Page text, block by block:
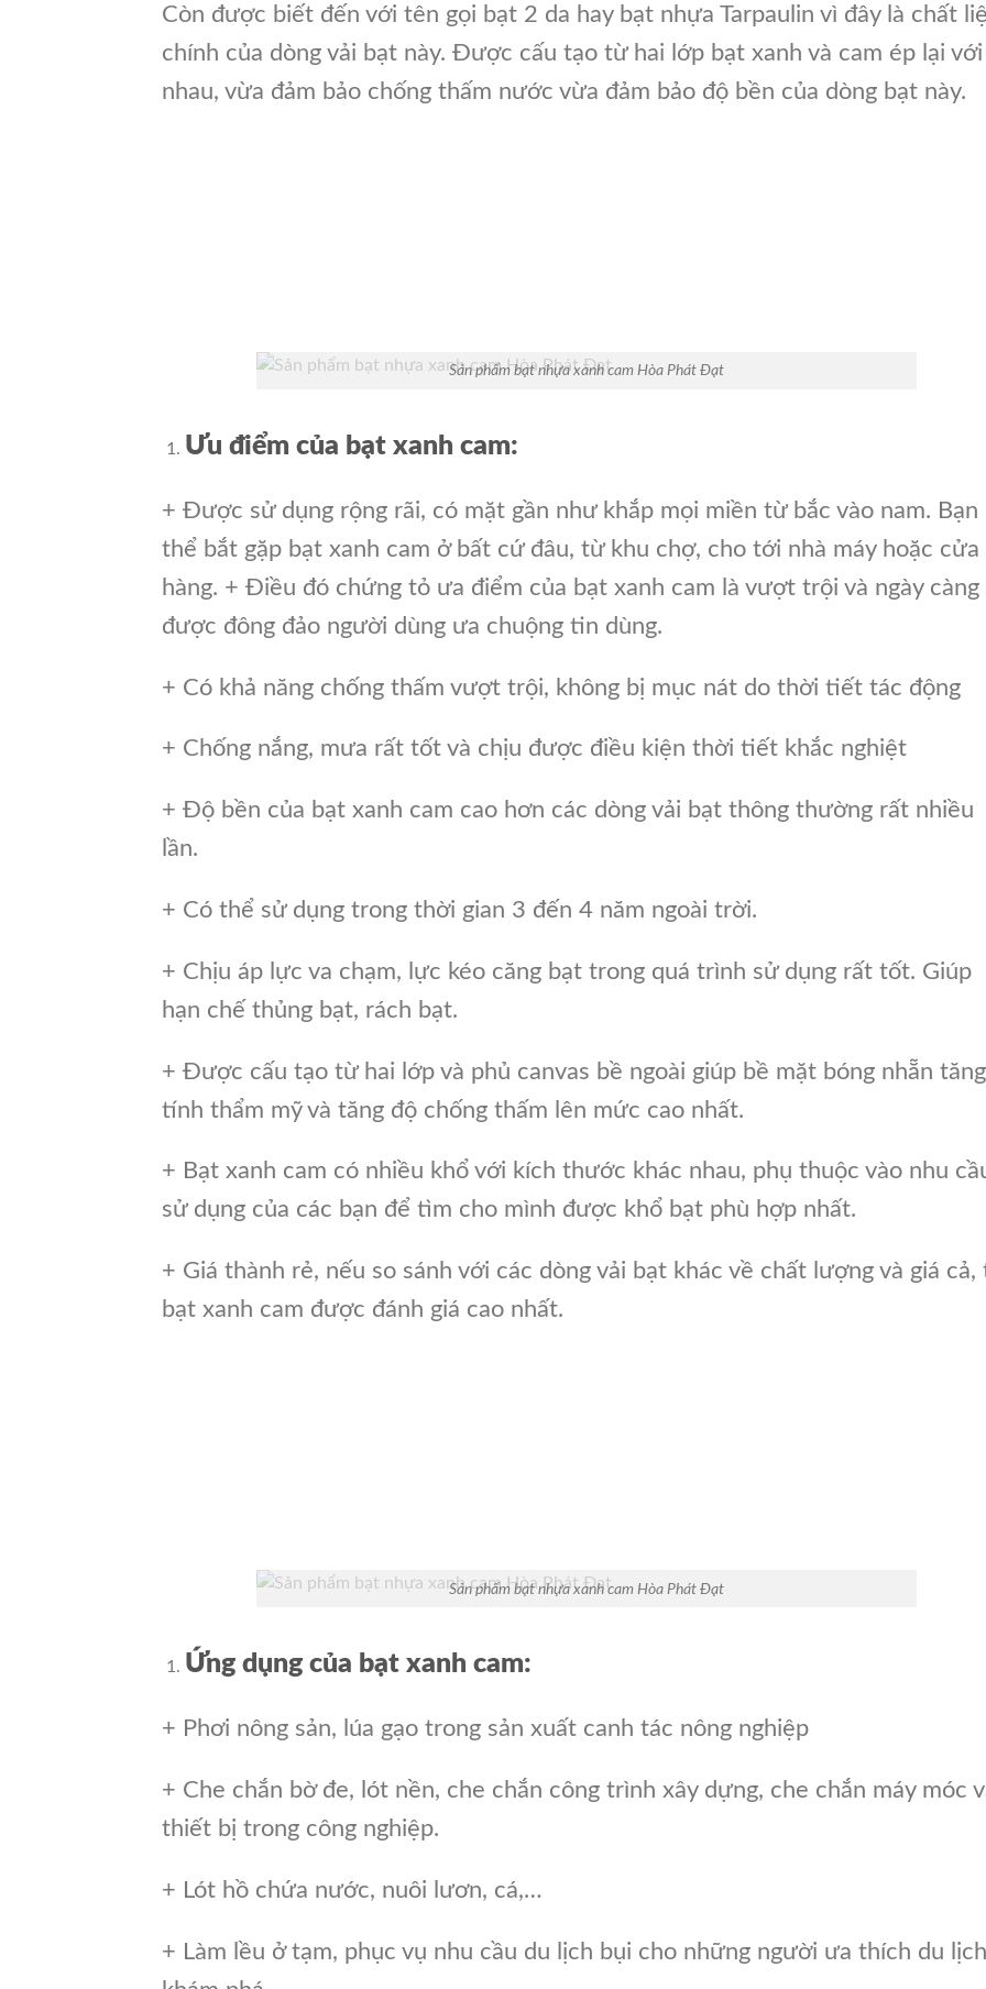
Còn được biết đến với tên gọi bạt 2 da hay bạt nhựa Tarpaulin vì đây là chất
chính của dòng vải bạt này. Được cấu tạo từ hai lớp bạt xanh và cam ép lại với
nhau, vừa đảm bảo chống thấm nước vừa đảm bảo độ bền của dòng bạt này.
Sản phẩm bạt nhựa xanh cam Hòa Phát Đạt
Ưu điểm của bạt xanh cam:
+ Được sử dụng rộng rãi, có mặt gần như khắp mọi miền từ bắc vào nam. Bạn
thể bắt gặp bạt xanh cam ở bất cứ đâu, từ khu chợ, cho tới nhà máy hoặc cửa
hàng. + Điều đó chứng tỏ ưa điểm của bạt xanh cam là vượt trội và ngày càng
được đông đảo người dùng ưa chuộng tin dùng.
+ Có khả năng chống thấm vượt trội, không bị mục nát do thời tiết tác động
+ Chống nắng, mưa rất tốt và chịu được điều kiện thời tiết khắc nghiệt
+ Độ bền của bạt xanh cam cao hơn các dòng vải bạt thông thường rất nhiều
lần.
+ Có thể sử dụng trong thời gian 3 đến 4 năm ngoài trời.
+ Chịu áp lực va chạm, lực kéo căng bạt trong quá trình sử dụng rất tốt. Giúp
hạn chế thủng bạt, rách bạt.
+ Được cấu tạo từ hai lớp và phủ canvas bề ngoài giúp bề mặt bóng nhẵn tăng
tính thẩm mỹ và tăng độ chống thấm lên mức cao nhất.
+ Bạt xanh cam có nhiều khổ với kích thước khác nhau, phụ thuộc vào nhu
sử dụng của các bạn để tìm cho mình được khổ bạt phù hợp nhất.
+ Giá thành rẻ, nếu so sánh với các dòng vải bạt khác về chất lượng và giá cả,
bạt xanh cam được đánh giá cao nhất.
Sản phẩm bạt nhựa xanh cam Hòa Phát Đạt
Ứng dụng của bạt xanh cam:
+ Phơi nông sản, lúa gạo trong sản xuất canh tác nông nghiệp
+ Che chắn bờ đe, lót nền, che chắn công trình xây dựng, che chắn máy móc
thiết bị trong công nghiệp.
+ Lót hồ chứa nước, nuôi lươn, cá,…
+ Làm lều ở tạm, phục vụ nhu cầu du lịch bụi cho những người ưa thích du lịch